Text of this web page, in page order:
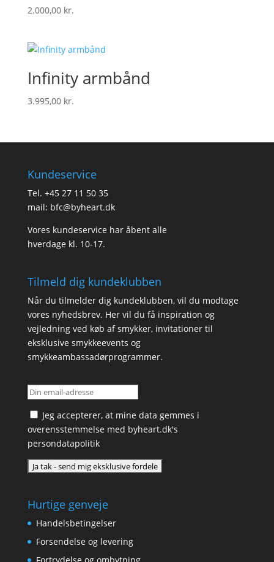
2.000,00 kr.
Infinity armbånd
3.995,00 kr.
Kundeservice
Tel. +45 27 11 50 35
mail: bfc@byheart.dk
Vores kundeservice har åbent alle
hverdage kl. 10-17.
Tilmeld dig kundeklubben
Når du tilmelder dig kundeklubben, vil du modtage
vores nyhedsbrev. Her vil du få inspiration og
vejledning ved køb af smykker, invitationer til
eksklusive smykkeevents og
smykkeambassadørprogrammer.
Jeg accepterer, at mine data gemmes i
overensstemmelse med byheart.dk's
persondatapolitik
Hurtige genveje
Handelsbetingelser
Forsendelse og levering